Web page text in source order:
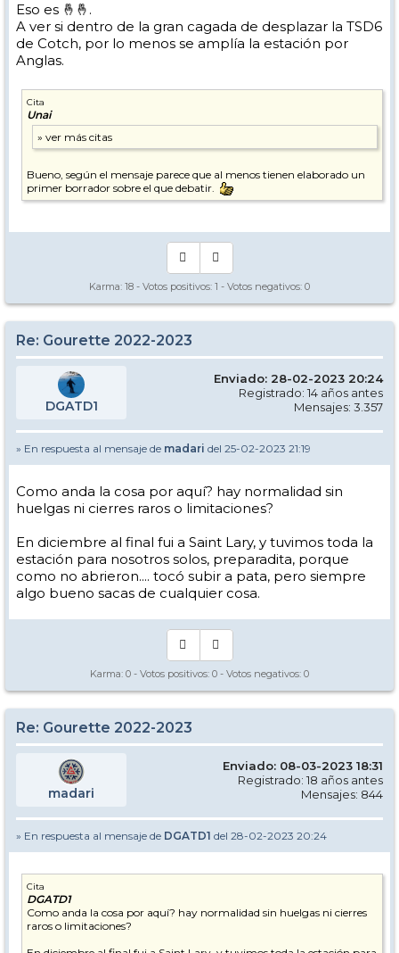
Eso es 🤞🤞.
A ver si dentro de la gran cagada de desplazar la TSD6
de Cotch, por lo menos se amplía la estación por
Anglas.
Cita
Unai
Bueno, según el mensaje parece que al menos tienen elaborado un
primer borrador sobre el que debatir.
Karma: 18 - Votos positivos: 1 - Votos negativos: 0
Re: Gourette 2022-2023
DGATD1
Enviado: 28-02-2023 20:24
Registrado: 14 años antes
Mensajes: 3.357
» En respuesta al mensaje de madari del 25-02-2023 21:19
Como anda la cosa por aquí? hay normalidad sin
huelgas ni cierres raros o limitaciones?
En diciembre al final fui a Saint Lary, y tuvimos toda la
estación para nosotros solos, preparadita, porque
como no abrieron.... tocó subir a pata, pero siempre
algo bueno sacas de cualquier cosa.
Karma: 0 - Votos positivos: 0 - Votos negativos: 0
Re: Gourette 2022-2023
madari
Enviado: 08-03-2023 18:31
Registrado: 18 años antes
Mensajes: 844
» En respuesta al mensaje de DGATD1 del 28-02-2023 20:24
Cita
DGATD1
Como anda la cosa por aquí? hay normalidad sin huelgas ni cierres
raros o limitaciones?